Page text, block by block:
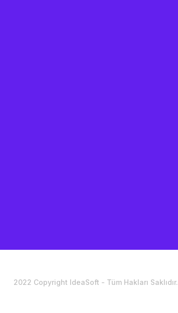
2022 Copyright IdeaSoft - Tüm Hakları Saklıdır.